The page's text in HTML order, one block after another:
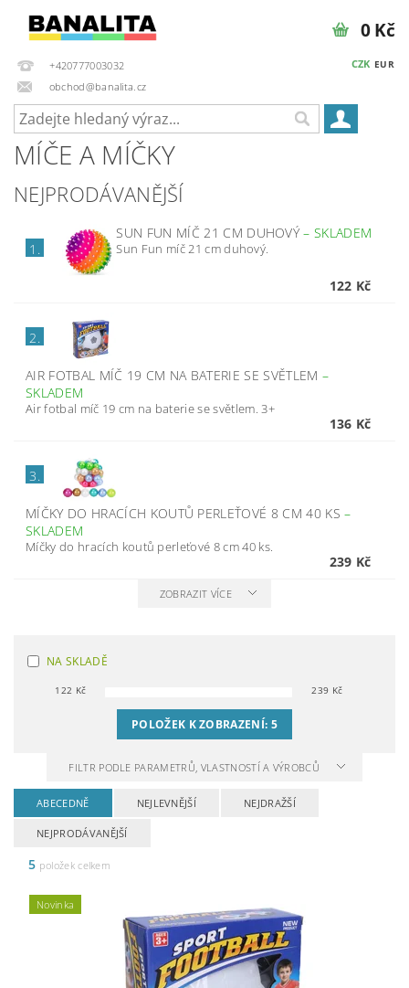
+420777003032
obchod@banalita.cz
CZK EUR
0 Kč
MÍČE A MÍČKY
NEJPRODÁVANĚJŠÍ
1.
SUN FUN MÍČ 21 CM DUHOVÝ–SKLADEM
Sun Fun míč 21 cm duhový.
122 Kč
2.
AIR FOTBAL MÍČ 19 CM NA BATERIE SE SVĚTLEM –
SKLADEM
Air fotbal míč 19 cm na baterie se světlem. 3+
136 Kč
3.
MÍČKY DO HRACÍCH KOUTŮ PERLEŤOVÉ 8 CM 40 KS–
SKLADEM
Míčky do hracích koutů perleťové 8 cm 40 ks.
239 Kč
ZOBRAZIT VÍCE
NA SKLADĚ
122 Kč 239 Kč
POLOŽEK K ZOBRAZENÍ: 5
FILTR PODLE PARAMETRŮ, VLASTNOSTÍ A VÝROBCŮ
ABECEDNĚ NEJLEVNĚJŠÍ NEJDRAŽŠÍ
NEJPRODÁVANĚJŠÍ
5 položek celkem
Novinka